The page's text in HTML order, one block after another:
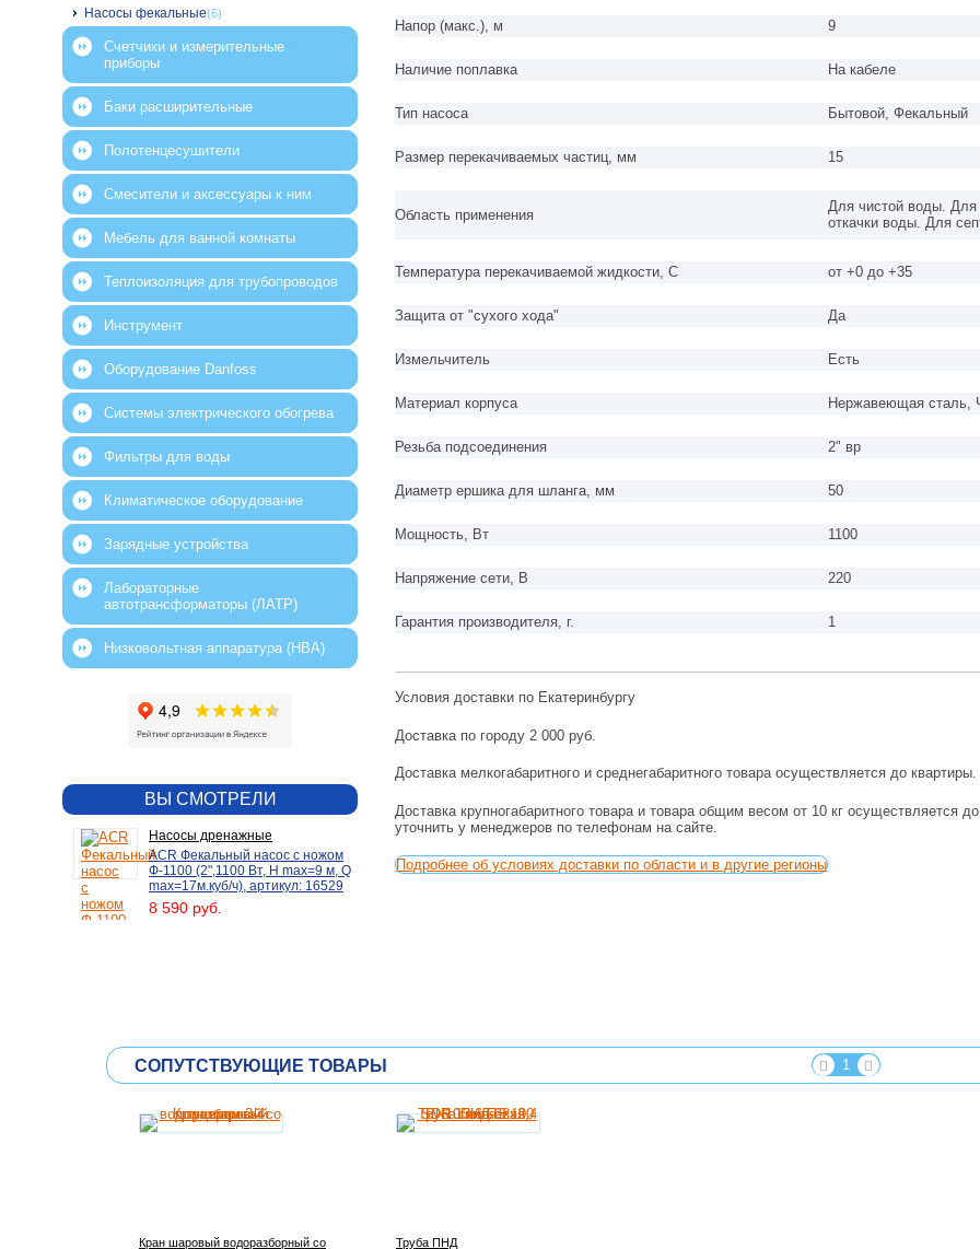
Напор (макс.), м 9
Наличие поплавка На кабеле
Тип насоса Бытовой, Фекальный
Размер перекачиваемых частиц, мм 15
Область применения
Для чистой воды.
откачки воды. Для
Температура перекачиваемой жидкости, С от +0 до +35
Защита от "сухого хода" Да
Измельчитель Есть
Материал корпуса Нержавеющая сталь,
Резьба подсоединения 2" вр
Диаметр ершика для шланга, мм 50
Мощность, Вт 1100
Напряжение сети, В 220
Гарантия производителя, г. 1
Условия доставки по Екатеринбургу
Доставка по городу 2 000 руб.
Доставка мелкогабаритного и среднегабаритного товара осуществляется до квартиры.
Доставка крупногабаритного товара и товара общим весом от 10 кг осуществляется
уточнить у менеджеров по телефонам на сайте.
Подробнее об условиях доставки по области и в другие регионы
Насосы фекальные(6)
Счетчики и измерительные
приборы
Баки расширительные
Полотенцесушители
Смесители и аксессуары к ним
Мебель для ванной комнаты
Теплоизоляция для трубопроводов
Инструмент
Оборудование Danfoss
Системы электрического обогрева
Фильтры для воды
Климатическое оборудование
Зарядные устройства
Лабораторные
автотрансформаторы (ЛАТР)
Низковольтная аппаратура (НВА)
ВЫ СМОТРЕЛИ
Насосы дренажные
ACR Фекальный насос с ножом
Ф-1100 (2",1100 Вт, H max=9 м, Q
max=17м.куб/ч), артикул: 16529
8 590 руб.
СОПУТСТВУЮЩИЕ ТОВАРЫ 1
Кран шаровый водоразборный со
Труба ПНД